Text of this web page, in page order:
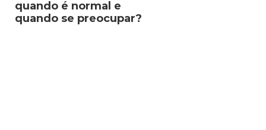
quando é normal e
quando se preocupar?